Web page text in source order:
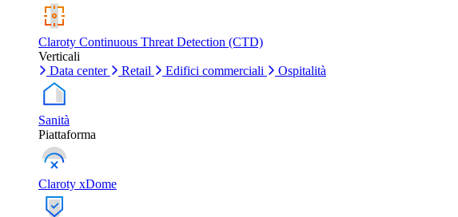
Claroty Continuous Threat Detection (CTD)
Verticali
Data center
Retail Edifici commerciali Ospitalità
Sanità
Piattaforma
Claroty xDome